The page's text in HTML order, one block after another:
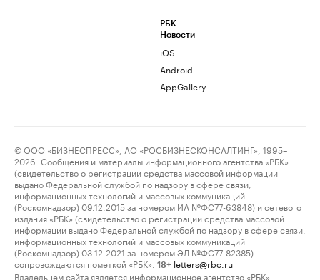
РБК
Новости
iOS
Android
AppGallery
© ООО «БИЗНЕСПРЕСС», АО «РОСБИЗНЕСКОНСАЛТИНГ», 1995–
2026. Сообщения и материалы информационного агентства «РБК»
(свидетельство о регистрации средства массовой информации
выдано Федеральной службой по надзору в сфере связи,
информационных технологий и массовых коммуникаций
(Роскомнадзор) 09.12.2015 за номером ИА №ФС77-63848) и сетевого
издания «РБК» (свидетельство о регистрации средства массовой
информации выдано Федеральной службой по надзору в сфере связи,
информационных технологий и массовых коммуникаций
(Роскомнадзор) 03.12.2021 за номером ЭЛ №ФС77-82385)
сопровождаются пометкой «РБК».
18+ letters@rbc.ru
Владельцем сайта является информационное агентство «РБК».